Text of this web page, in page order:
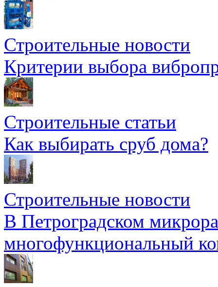
Строительные новости
Критерии выбора
Строительные статьи
Как выбирать сруб дома?
Строительные новости
В Петроградском
многофункциональный